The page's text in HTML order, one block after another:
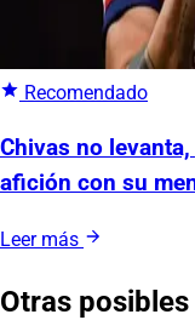
Recomendado
Chivas no
afición con su
Leer más
Otras